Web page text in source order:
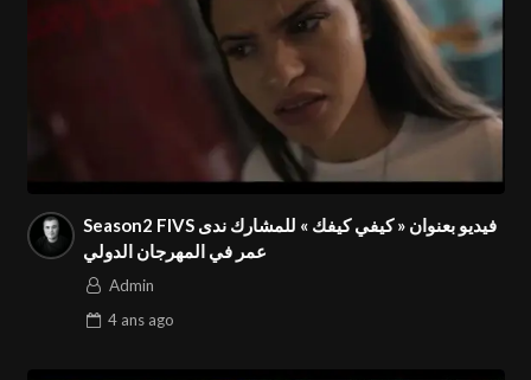
Season2 FIVS فيديو بعنوان « كيفي كيفك » للمشارك ندى
عمر في المهرجان الدولي
Admin
4 ans ago